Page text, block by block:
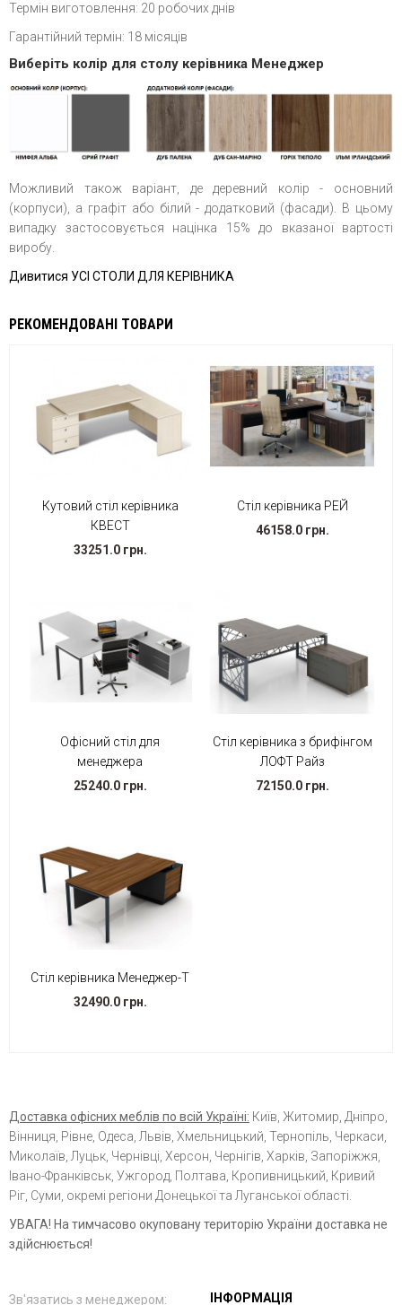
Термін виготовлення: 20 робочих днів
Гарантійний термін: 18 місяців
Виберіть колір для столу керівника Менеджер
Можливий також варіант, де деревний колір - основний
(корпуси), а графіт або білий - додатковий (фасади). В цьому
випадку застосовується націнка 15% до вказаної вартості
виробу.
Дивитися УСІ СТОЛИ ДЛЯ КЕРІВНИКА
РЕКОМЕНДОВАНІ ТОВАРИ
Кутовий стіл керівника
КВЕСТ
33251.0 грн.
Стіл керівника РЕЙ
46158.0 грн.
Офісний стіл для
менеджера
25240.0 грн.
Стіл керівника з брифінгом
ЛОФТ Райз
72150.0 грн.
Стіл керівника Менеджер-Т
32490.0 грн.
Доставка офісних меблів по всій Україні: Київ, Житомир, Дніпро,
Вінниця, Рівне, Одеса, Львів, Хмельницький, Тернопіль, Черкаси,
Миколаїв, Луцьк, Чернівці, Херсон, Чернігів, Харків, Запоріжжя,
Івано-Франківськ, Ужгород, Полтава, Кропивницький, Кривий
Ріг, Суми, окремі регіони Донецької та Луганської області.
УВАГА! На тимчасово окуповану територію України доставка не
здійснюється!
Зв'язатись з менеджером: ІНФОРМАЦІЯ